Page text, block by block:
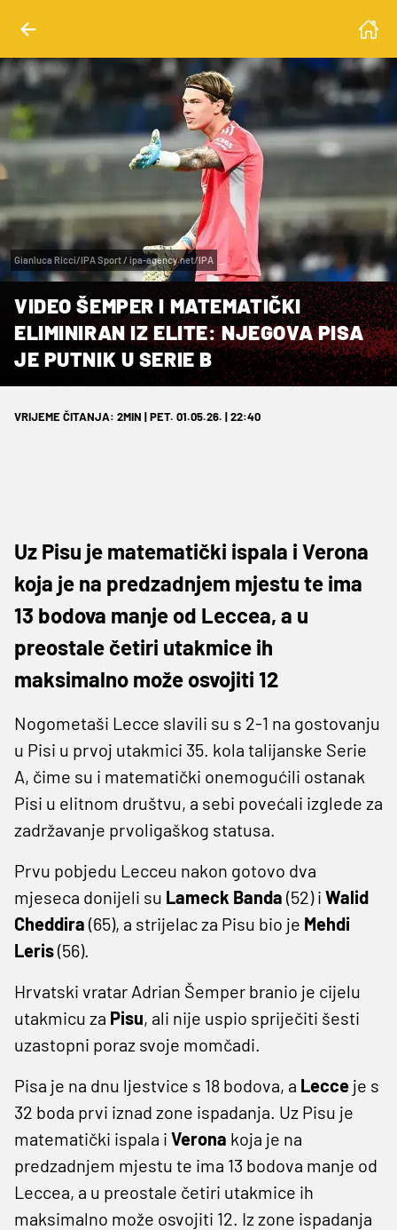
Gianluca Ricci/IPA Sport / ipa-agency.net/IPA
VIDEO ŠEMPER I MATEMATIČKI
ELIMINIRAN IZ ELITE: NJEGOVA PISA
JE PUTNIK U SERIE B
VRIJEME ČITANJA: 2MIN | PET. 01.05.26. | 22:40
Uz Pisu je matematički ispala i Verona
koja je na predzadnjem mjestu te ima
13 bodova manje od Leccea, a u
preostale četiri utakmice ih
maksimalno može osvojiti 12
Nogometaši Lecce slavili su s 2-1 na gostovanju
u Pisi u prvoj utakmici 35. kola talijanske Serie
A, čime su i matematički onemogućili ostanak
Pisi u elitnom društvu, a sebi povećali izglede za
zadržavanje prvoligaškog statusa.
Prvu pobjedu Lecceu nakon gotovo dva
mjeseca donijeli su Lameck Banda (52) i Walid
Cheddira (65), a strijelac za Pisu bio je Mehdi
Leris(56).
Hrvatski vratar Adrian Šemper branio je cijelu
utakmicu za Pisu, ali nije uspio spriječiti šesti
uzastopni poraz svoje momčadi.
Pisa je na dnu ljestvice s 18 bodova, a Lecce je s
32 boda prvi iznad zone ispadanja. Uz Pisu je
matematički ispala i Verona koja je na
predzadnjem mjestu te ima 13 bodova manje od
Leccea, a u preostale četiri utakmice ih
maksimalno može osvojiti 12. Iz zone ispadanja